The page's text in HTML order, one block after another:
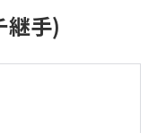
継手)